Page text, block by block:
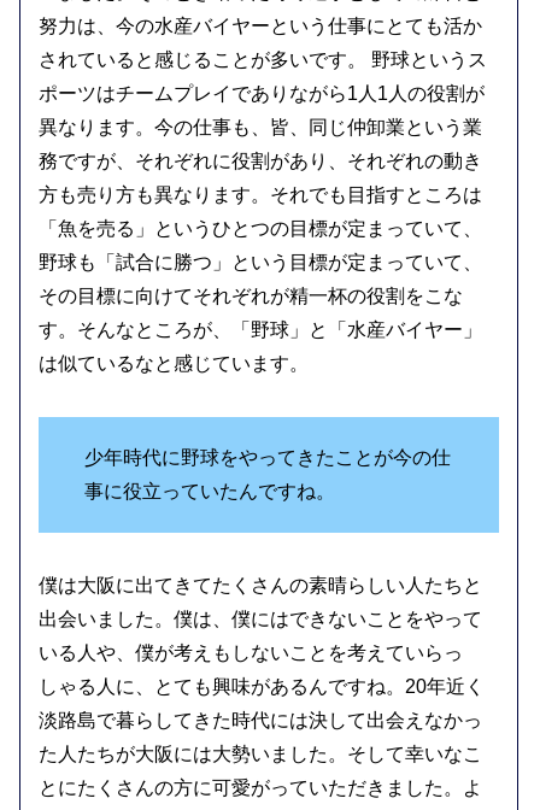
努力は、今の水産バイヤーという仕事にとても活か
されていると感じることが多いです。 野球というス
ポーツはチームプレイでありながら1人1人の役割が
異なります。今の仕事も、皆、同じ仲卸業という業
務ですが、それぞれに役割があり、それぞれの動き
方も売り方も異なります。それでも目指すところは
「魚を売る」というひとつの目標が定まっていて、
野球も「試合に勝つ」という目標が定まっていて、
その目標に向けてそれぞれが精一杯の役割をこな
す。そんなところが、「野球」と「水産バイヤー」
は似ているなと感じています。
少年時代に野球をやってきたことが今の仕
事に役立っていたんですね。
僕は大阪に出てきてたくさんの素晴らしい人たちと
出会いました。僕は、僕にはできないことをやって
いる人や、僕が考えもしないことを考えていらっ
しゃる人に、とても興味があるんですね。20年近く
淡路島で暮らしてきた時代には決して出会えなかっ
た人たちが大阪には大勢いました。そして幸いなこ
とにたくさんの方に可愛がっていただきました。よ